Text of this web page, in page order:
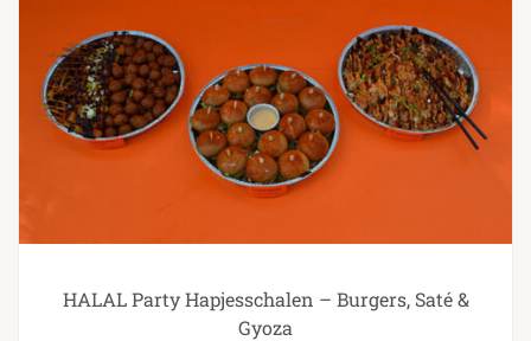
HALAL Party Hapjesschalen – Burgers, Saté &
Gyoza